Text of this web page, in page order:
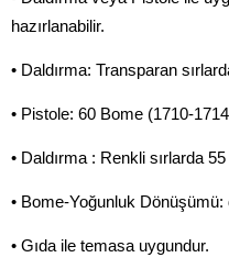
hazırlanabilir.
• Daldırma: Transparan
• Pistole: 60 Bome (1710-
• Daldırma : Renkli sırlarda
• Bome-Yoğunluk
• Gıda ile temasa uygundur.